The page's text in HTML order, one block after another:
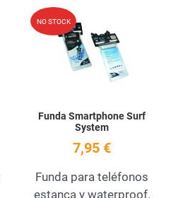
Add to Wishlist
Quick View
NO STOCK
Funda Smartphone Surf
System
7,95 €
Funda para teléfonos
estanca y waterproof.